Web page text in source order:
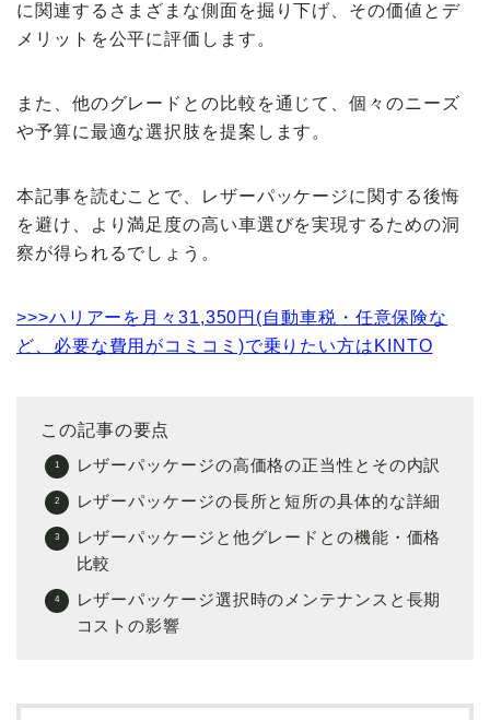
に関連するさまざまな側面を掘り下げ、その価値とデ
メリットを公平に評価します。
また、他のグレードとの比較を通じて、個々のニーズ
や予算に最適な選択肢を提案します。
本記事を読むことで、レザーパッケージに関する後悔
を避け、より満足度の高い車選びを実現するための洞
察が得られるでしょう。
>>>ハリアーを月々31,350円(自動車税・任意保険な
ど、必要な費用がコミコミ)で乗りたい方はKINTO
この記事の要点
レザーパッケージの高価格の正当性とその内訳
レザーパッケージの長所と短所の具体的な詳細
レザーパッケージと他グレードとの機能・価格
比較
レザーパッケージ選択時のメンテナンスと長期
コストの影響